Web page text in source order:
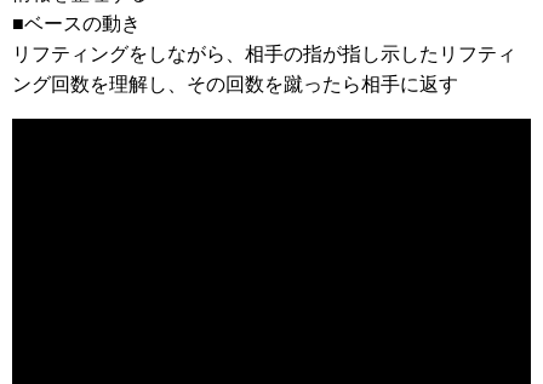
■ベースの動き
リフティングをしながら、相手の指が指し示したリフティ
ング回数を理解し、その回数を蹴ったら相手に返す